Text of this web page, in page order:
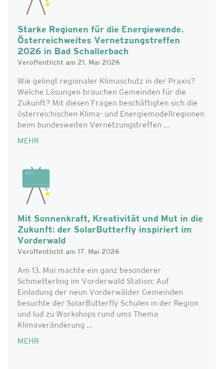
Starke Regionen für die Energiewende.
Österreichweites Vernetzungstreffen
2026 in Bad Schallerbach
Veröffentlicht am 21. Mai 2026
Wie gelingt regionaler Klimaschutz in der Praxis?
Welche Lösungen brauchen Gemeinden für die
Zukunft? Mit diesen Fragen beschäftigten sich die
österreichischen Klima- und Energiemodellregionen
beim bundesweiten Vernetzungstreffen ...
MEHR
Mit Sonnenkraft, Kreativität und Mut in die
Zukunft: der SolarButterfly inspiriert im
Vorderwald
Veröffentlicht am 17. Mai 2026
Am 13. Mai machte ein ganz besonderer
Schmetterling im Vorderwald Station: Auf
Einladung der neun Vorderwälder Gemeinden
besuchte der SolarButterfly Schulen in der Region
und lud zu Workshops rund ums Thema
Klimaveränderung ...
MEHR